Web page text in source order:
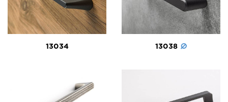
13034 13038